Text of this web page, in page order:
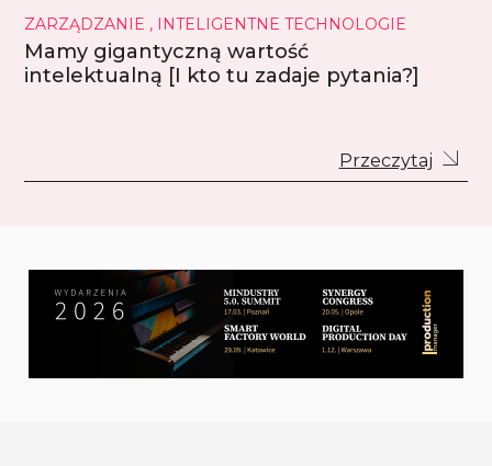
ZARZĄDZANIE , INTELIGENTNE TECHNOLOGIE
Mamy gigantyczną wartość
intelektualną [I kto tu zadaje pytania?]
Przeczytaj